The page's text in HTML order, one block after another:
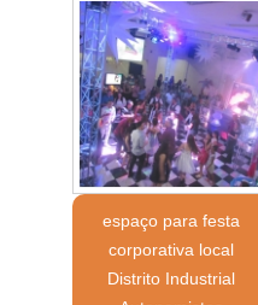
espaço para festa
corporativa local
Distrito Industrial